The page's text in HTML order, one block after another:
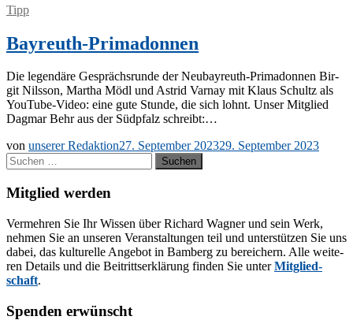
Tipp
Bayreuth-Primadonnen
Die le­gen­dä­re Ge­sprächs­run­de der Neu­­bay­­reuth-Pri­­ma­­don­­nen Bir­
git Nils­son, Mar­tha Mödl und As­trid Var­nay mit Klaus Schultz als
You­­Tu­be-Vi­­deo: eine gute Stun­de, die sich lohnt. Un­ser Mit­glied
Dag­mar Behr aus der Süd­pfalz schreibt:…
von unserer Redaktion27. September 202329. September 2023
Suchen
nach:
Mitglied werden
Ver­meh­ren Sie Ihr Wis­sen über Ri­chard Wag­ner und sein Werk,
neh­men Sie an un­se­ren Ver­an­stal­tun­gen teil und un­ter­stüt­zen Sie uns
da­bei, das kul­tu­rel­le An­ge­bot in Bam­berg zu be­rei­chern. Alle wei­te­
ren De­tails und die Bei­tritts­er­klä­rung fin­den Sie un­terMit­glied­
schaft.
Spenden erwünscht